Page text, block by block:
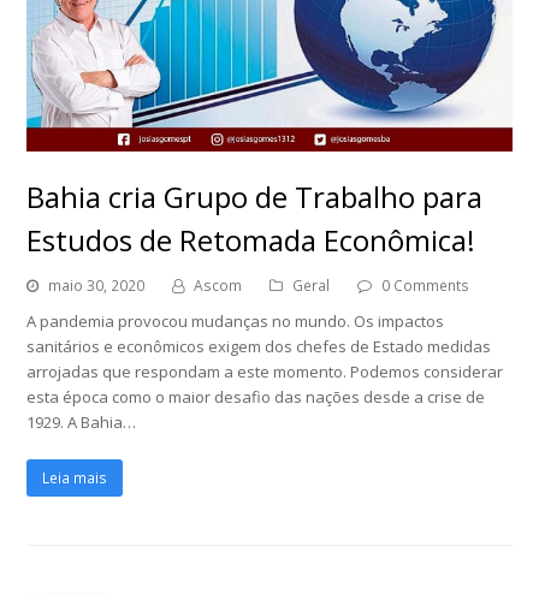
Bahia cria Grupo de Trabalho para
Estudos de Retomada Econômica!
maio 30, 2020 Ascom Geral 0 Comments
A pandemia provocou mudanças no mundo. Os impactos
sanitários e econômicos exigem dos chefes de Estado medidas
arrojadas que respondam a este momento. Podemos considerar
esta época como o maior desafio das nações desde a crise de
1929. A Bahia…
Leia mais